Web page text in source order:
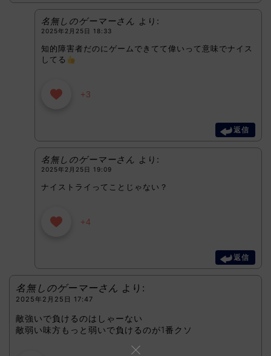
名無しのゲーマーさん より:
2025年2月25日 18:33
知的障害者だのにゲームできてて偉いって意味でナイス
してる
+3
返信
名無しのゲーマーさん より:
2025年2月25日 19:09
ナイストライってことじゃない？
+4
返信
名無しのゲーマーさん より:
2025年2月25日 17:47
敵強いで負けるのはしゃーない
敵弱い味方もっと弱いで負けるのが1番クソ